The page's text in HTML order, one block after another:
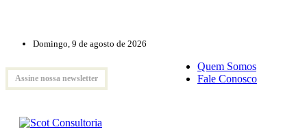
Domingo, 9 de agosto de 2026
Assine nossa newsletter
Quem Somos
Fale Conosco